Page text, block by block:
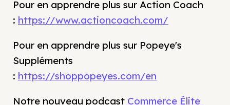
Pour en apprendre plus sur Action Coach
: https://www.actioncoach.com/
Pour en apprendre plus sur Popeye's
Suppléments
: https://shoppopeyes.com/en
Notre nouveau podcast Commerce Élite